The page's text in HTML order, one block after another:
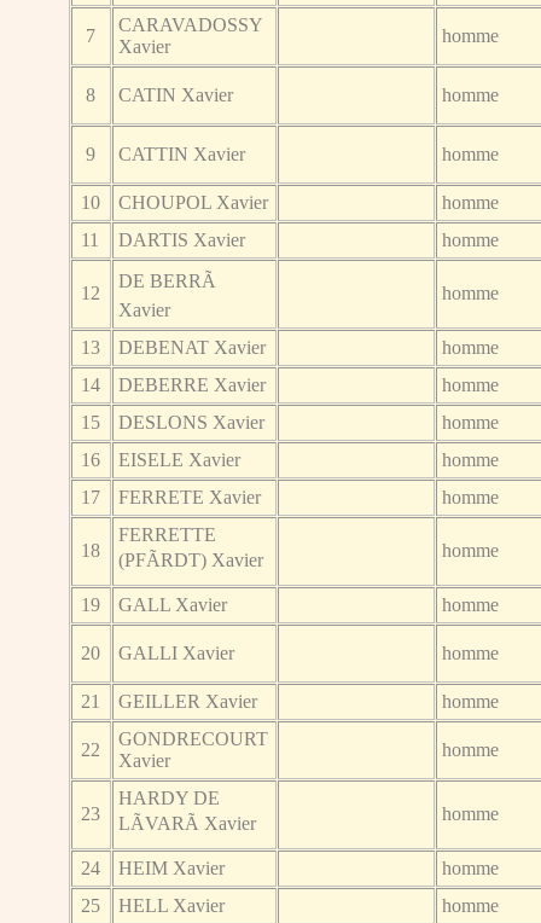
7
CARAVADOSSY
Xavier
homme
8 CATIN Xavier homme
9 CATTIN Xavier homme
10 CHOUPOL Xavier
homme
11
DARTIS Xavier homme
12
DE BERRÃ
Xavier
homme
13 DEBENAT Xavier
homme
14
DEBERRE Xavier
homme
15
DESLONS Xavier
homme
16
EISELE Xavier
homme
17
FERRETE Xavier homme
18
FERRETTE
(PFÃRDT) Xavier
homme
19 GALL Xavier homme
20 GALLI Xavier homme
21 GEILLER Xavier homme
22
GONDRECOURT
Xavier
homme
23
HARDY DE
LÃVARÃ Xavier
homme
24 HEIM Xavier
homme
25
HELL Xavier homme